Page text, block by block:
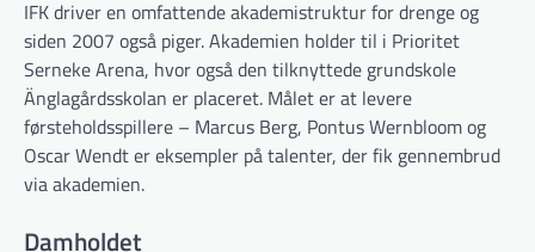
IFK driver en omfattende akademi­struktur for drenge og
siden 2007 også piger. Akademien holder til i Prioritet
Serneke Arena, hvor også den tilknyttede grundskole
Änglagårdsskolan er placeret. Målet er at levere
førsteholdsspillere – Marcus Berg, Pontus Wernbloom og
Oscar Wendt er eksempler på talenter, der fik gennembrud
via akademien.
Damholdet